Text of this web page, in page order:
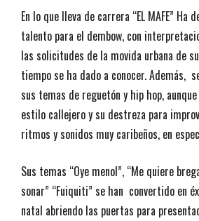
En lo que lleva de carrera “EL MAFE” Ha
talento para el dembow, con
las solicitudes de la movida urbana de
tiempo se ha dado a conocer. Además,
sus temas de reguetón y hip hop,
estilo callejero y su destreza para
ritmos y sonidos muy caribeños, en
Sus temas “Oye menol”, “Me quiere
sonar” “Fuiquiti” se han convertido en
natal abriendo las puertas para